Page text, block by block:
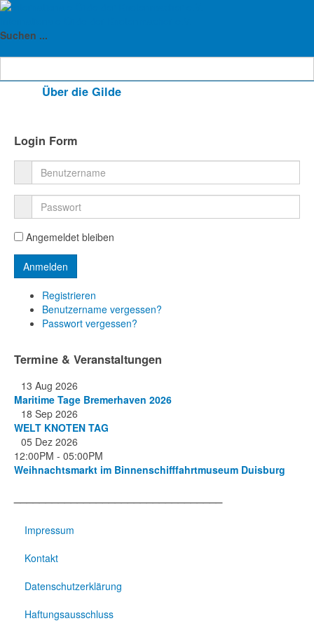
Suchen ...
Über die Gilde
Login Form
Angemeldet bleiben
Registrieren
Benutzername vergessen?
Passwort vergessen?
Termine & Veranstaltungen
13 Aug 2026
Maritime Tage Bremerhaven 2026
18 Sep 2026
WELT KNOTEN TAG
05 Dez 2026
12:00PM - 05:00PM
Weihnachtsmarkt im Binnenschifffahrtmuseum Duisburg
Impressum
Kontakt
Datenschutzerklärung
Haftungsausschluss